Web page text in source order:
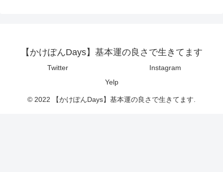
【かけぽんDays】基本運の良さで生きてます
Twitter
Instagram
Yelp
© 2022 【かけぽんDays】基本運の良さで生きてます.